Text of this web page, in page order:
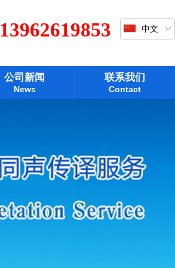
中文
13962619853
公司新闻
News
联系我们
Contact